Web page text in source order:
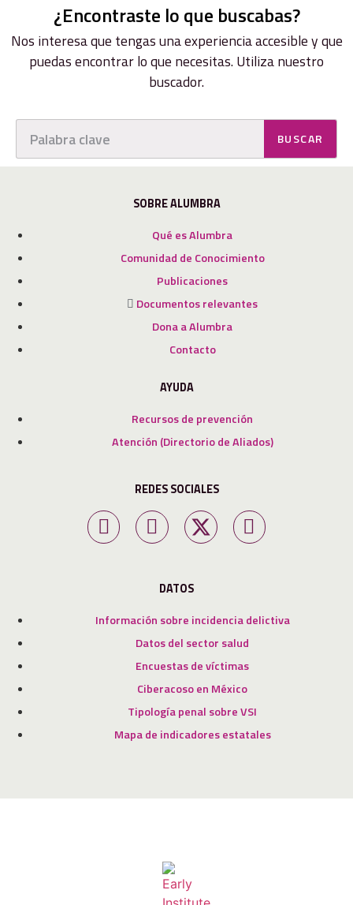
¿Encontraste lo que buscabas?
Nos interesa que tengas una experiencia accesible y que
puedas encontrar lo que necesitas. Utiliza nuestro
buscador.
BUSCAR
SOBRE ALUMBRA
Qué es Alumbra
Comunidad de Conocimiento
Publicaciones
Documentos relevantes
Dona a Alumbra
Contacto
AYUDA
Recursos de prevención
Atención (Directorio de Aliados)
REDES SOCIALES
DATOS
Información sobre incidencia delictiva
Datos del sector salud
Encuestas de víctimas
Ciberacoso en México
Tipología penal sobre VSI
Mapa de indicadores estatales